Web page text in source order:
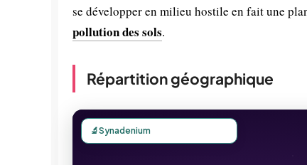
se développer en milieu hostile en fait une
pollution des sols.
Répartition géographique